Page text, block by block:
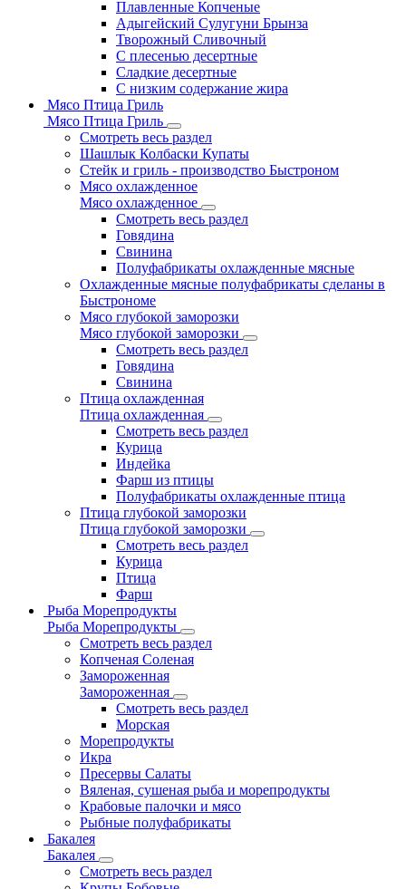
Плавленные Копченые
Адыгейский Сулугуни Брынза
Творожный Сливочный
С плесенью десертные
Сладкие десертные
С низким содержание жира
Мясо Птица Гриль
Мясо Птица Гриль
Смотреть весь раздел
Шашлык Колбаски Купаты
Стейк и гриль - производство Быстроном
Мясо охлажденное
Мясо охлажденное
Смотреть весь раздел
Говядина
Свинина
Полуфабрикаты охлажденные мясные
Охлажденные мясные полуфабрикаты сделаны в
Быстрономе
Мясо глубокой заморозки
Мясо глубокой заморозки
Смотреть весь раздел
Говядина
Свинина
Птица охлажденная
Птица охлажденная
Смотреть весь раздел
Курица
Индейка
Фарш из птицы
Полуфабрикаты охлажденные птица
Птица глубокой заморозки
Птица глубокой заморозки
Смотреть весь раздел
Курица
Птица
Фарш
Рыба Морепродукты
Рыба Морепродукты
Смотреть весь раздел
Копченая Соленая
Замороженная
Замороженная
Смотреть весь раздел
Морская
Морепродукты
Икра
Пресервы Салаты
Вяленая, сушеная рыба и морепродукты
Крабовые палочки и мясо
Рыбные полуфабрикаты
Бакалея
Бакалея
Смотреть весь раздел